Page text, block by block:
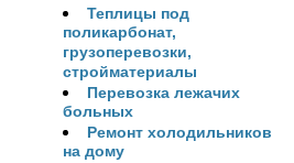
Теплицы под
поликарбонат,
грузоперевозки,
стройматериалы
Перевозка лежачих
больных
Ремонт холодильников
на дому